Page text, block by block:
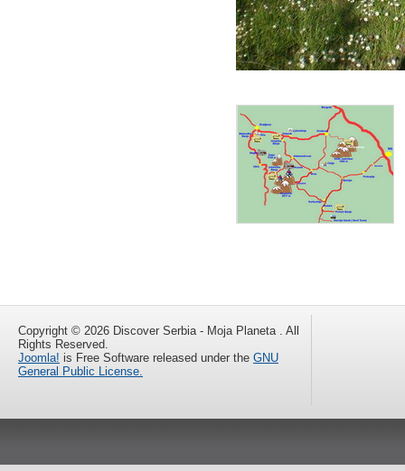
Copyright © 2026 Discover Serbia - Moja Planeta . All
Rights Reserved.
Joomla! is Free Software released under the GNU
General Public License.